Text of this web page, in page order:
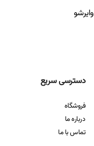
وایرشو
دسترسی سریع
فروشگاه
درباره ما
تماس با ما